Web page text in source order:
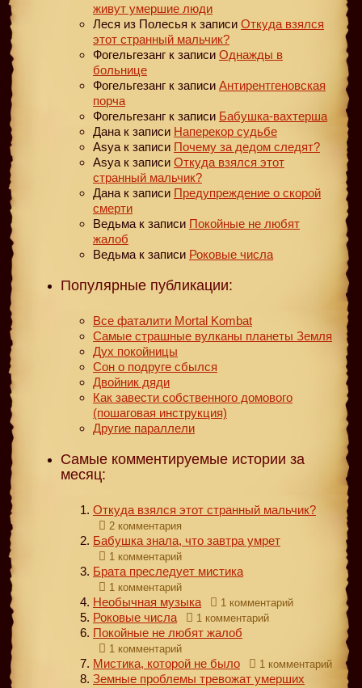
живут умершие люди
Леся из Полесья к записи Откуда взялся
этот странный мальчик?
Фогельгезанг к записи Однажды в
больнице
Фогельгезанг к записи Антирентгеновская
порча
Фогельгезанг к записи Бабушка-вахтерша
Дана к записи Наперекор судьбе
Asya к записи Почему за дедом следят?
Asya к записи Откуда взялся этот
странный мальчик?
Дана к записи Предупреждение о скорой
смерти
Ведьма к записи Покойные не любят
жалоб
Ведьма к записи Роковые числа
Популярные публикации:
Все фаталити Mortal Kombat
Самые страшные вулканы планеты Земля
Дух покойницы
Сон о подруге сбылся
Двойник дяди
Как завести собственного домового
(пошаговая инструкция)
Другие параллели
Самые комментируемые истории за
месяц:
Откуда взялся этот странный мальчик?
2 комментария
Бабушка знала, что завтра умрет
1 комментарий
Брата преследует мистика
1 комментарий
Необычная музыка 1 комментарий
Роковые числа 1 комментарий
Покойные не любят жалоб
1 комментарий
Мистика, которой не было 1 комментарий
Земные проблемы тревожат умерших